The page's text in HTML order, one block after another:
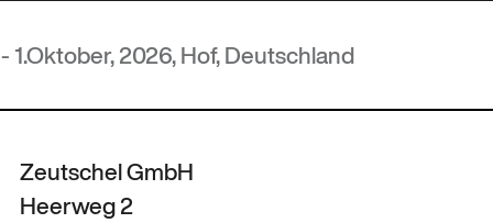
Hof, Deutschland
Zeutschel GmbH
Heerweg 2